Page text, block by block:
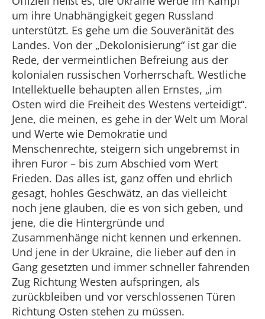
um ihre Unabhängigkeit gegen Russland
unterstützt. Es gehe um die Souveränität des
Landes. Von der „Dekolonisierung“ ist gar die
Rede, der vermeintlichen Befreiung aus der
kolonialen russischen Vorherrschaft. Westliche
Intellektuelle behaupten allen Ernstes, „im
Osten wird die Freiheit des Westens verteidigt“.
Jene, die meinen, es gehe in der Welt um Moral
und Werte wie Demokratie und
Menschenrechte, steigern sich ungebremst in
ihren Furor – bis zum Abschied vom Wert
Frieden. Das alles ist, ganz offen und ehrlich
gesagt, hohles Geschwätz, an das vielleicht
noch jene glauben, die es von sich geben, und
jene, die die Hintergründe und
Zusammenhänge nicht kennen und erkennen.
Und jene in der Ukraine, die lieber auf den in
Gang gesetzten und immer schneller fahrenden
Zug Richtung Westen aufspringen, als
zurückbleiben und vor verschlossenen Türen
Richtung Osten stehen zu müssen.